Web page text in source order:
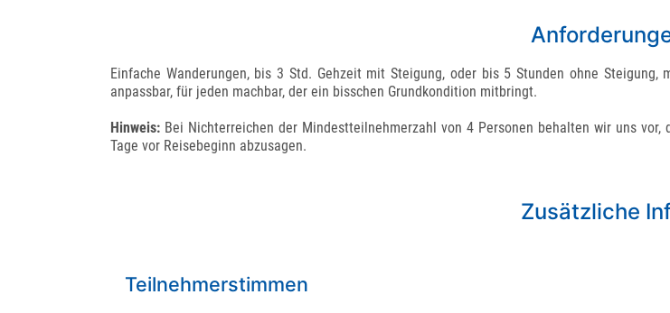
Einfache Wanderungen, bis 3 Std. Gehzeit mit Steigung, oder bis 5 Stunden ohne Steigung,
anpassbar, für jeden machbar, der ein bisschen Grundkondition mitbringt.
Hinweis: Bei Nichterreichen der Mindestteilnehmerzahl von 4 Personen behalten wir uns vor,
Tage vor Reisebeginn abzusagen.
Zusätzliche
Teilnehmerstimmen